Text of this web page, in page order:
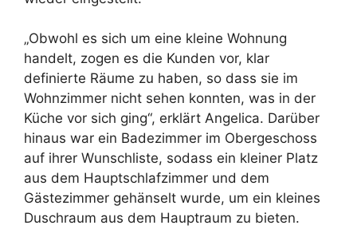
„Obwohl es sich um eine kleine Wohnung
handelt, zogen es die Kunden vor, klar
definierte Räume zu haben, so dass sie im
Wohnzimmer nicht sehen konnten, was in der
Küche vor sich ging“, erklärt Angelica. Darüber
hinaus war ein Badezimmer im Obergeschoss
auf ihrer Wunschliste, sodass ein kleiner Platz
aus dem Hauptschlafzimmer und dem
Gästezimmer gehänselt wurde, um ein kleines
Duschraum aus dem Hauptraum zu bieten.